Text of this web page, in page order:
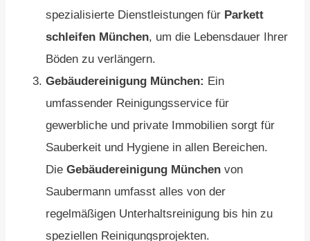
spezialisierte Dienstleistungen für Parkett
schleifen München, um die Lebensdauer Ihrer
Böden zu verlängern.
Gebäudereinigung München: Ein
umfassender Reinigungsservice für
gewerbliche und private Immobilien sorgt für
Sauberkeit und Hygiene in allen Bereichen.
Die Gebäudereinigung München von
Saubermann umfasst alles von der
regelmäßigen Unterhaltsreinigung bis hin zu
speziellen Reinigungsprojekten.